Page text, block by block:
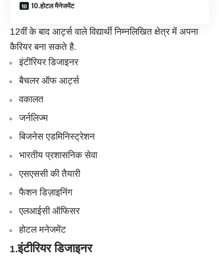
10.होटल मैनेजमेंट
12वीं के बाद आर्ट्स वाले विद्यार्थी निम्नलिखित क्षेत्र में अपना
कैरियर बना सकते है.
इंटीरियर डिजाइनर
बैचलर ऑफ आर्ट्स
वकालत
जर्नलिज्म
बिजनेस एडमिनिस्ट्रेशन
भारतीय प्रशासनिक सेवा
एसएससी की तैयारी
फैशन डिज़ाइनिंग
एलआईसी ऑफिसर
होटल मनेजमेंट
1.इंटीरियरडिजाइनर